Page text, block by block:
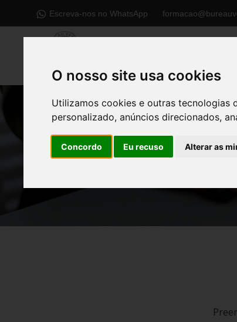
O nosso site usa cookies
Utilizamos cookies e outras tecnologias
personalizado, anúncios direcionados,
Concordo Eu recuso Alterar as
Escreva-nos no WhatsApp